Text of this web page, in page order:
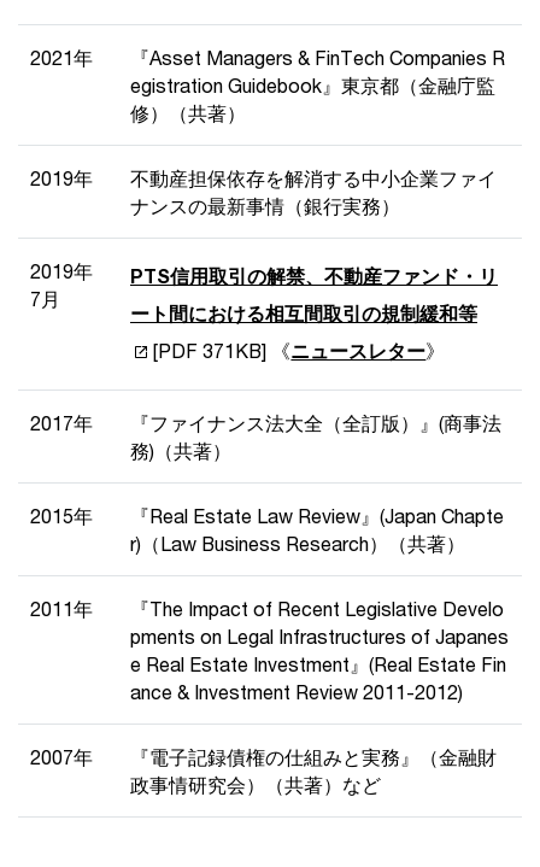
2021年
『Asset Managers & FinTech Companies R
egistration Guidebook』東京都（金融庁監
修）（共著）
2019年
不動産担保依存を解消する中小企業ファイ
ナンスの最新事情（銀行実務）
2019年
7月
PTS信用取引の解禁、不動産ファンド・リ
ート間における相互間取引の規制緩和等
[PDF 371KB] 《 ニュースレター》
2017年
『ファイナンス法大全（全訂版）』(商事法
務)（共著）
2015年
『Real Estate Law Review』(Japan Chapte
r)（Law Business Research）（共著）
2011年
『The Impact of Recent Legislative Develo
pments on Legal Infrastructures of Japanes
e Real Estate Investment』(Real Estate Fin
ance & Investment Review 2011-2012)
2007年
『電子記録債権の仕組みと実務』（金融財
政事情研究会）（共著）など